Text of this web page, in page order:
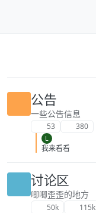
公告
一些公告信息
53 380
L
我来看看
讨论区
唧唧歪歪的地方
50k 115k